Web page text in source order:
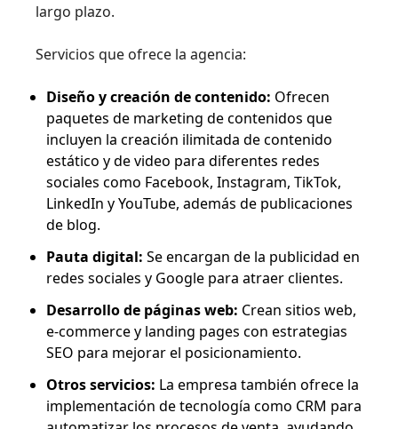
largo plazo.
Servicios que ofrece la agencia:
Diseño y creación de contenido: Ofrecen
paquetes de marketing de contenidos que
incluyen la creación ilimitada de contenido
estático y de video para diferentes redes
sociales como Facebook, Instagram, TikTok,
LinkedIn y YouTube, además de publicaciones
de blog.
Pauta digital: Se encargan de la publicidad en
redes sociales y Google para atraer clientes.
Desarrollo de páginas web: Crean sitios web,
e-commerce y landing pages con estrategias
SEO para mejorar el posicionamiento.
Otros servicios: La empresa también ofrece la
implementación de tecnología como CRM para